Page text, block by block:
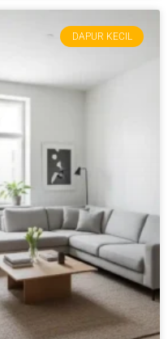
DAPUR KECIL